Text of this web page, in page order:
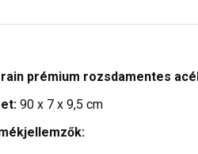
prémium rozsdamentes
90 x 7 x 9,5 cm